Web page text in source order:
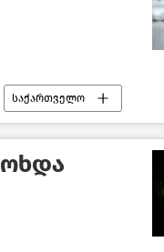
საქართველო